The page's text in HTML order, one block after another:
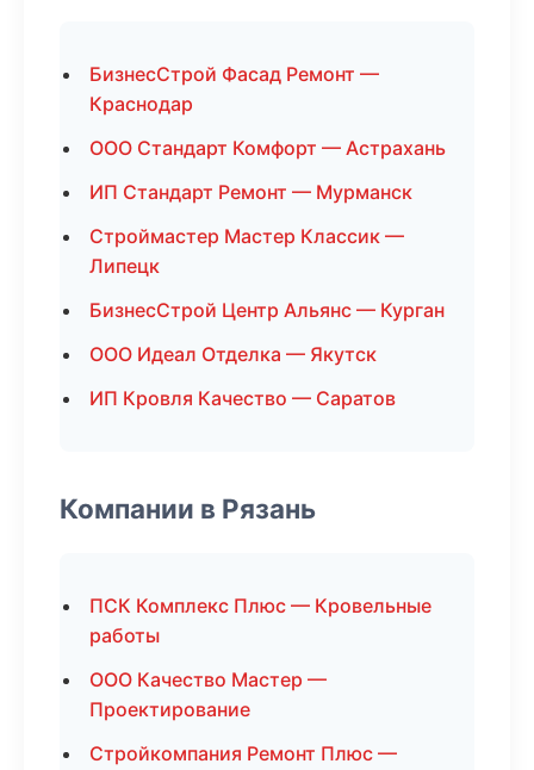
БизнесСтрой Фасад Ремонт —
Краснодар
ООО Стандарт Комфорт — Астрахань
ИП Стандарт Ремонт — Мурманск
Строймастер Мастер Классик —
Липецк
БизнесСтрой Центр Альянс — Курган
ООО Идеал Отделка — Якутск
ИП Кровля Качество — Саратов
Компании в Рязань
ПСК Комплекс Плюс — Кровельные
работы
ООО Качество Мастер —
Проектирование
Стройкомпания Ремонт Плюс —